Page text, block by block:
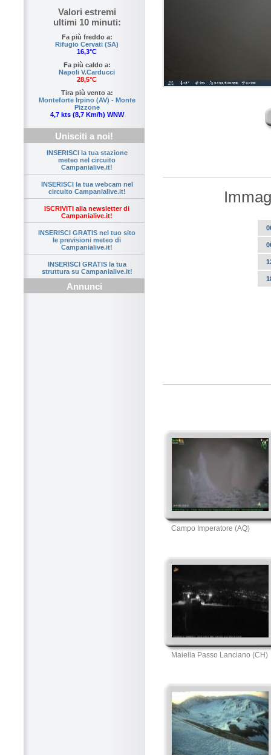
Valori estremi
ultimi 10 minuti:
Fa più freddo a:
Rifugio Cervati (SA)
16,3°C
Fa più caldo a:
Napoli V.Carducci
28,5°C
Tira più vento a:
Monteforte Irpino (AV) - Monte
Pizzone
4,7 kts (8,7 Km/h) WNW
Unisciti a noi!
INSERISCI la tua stazione
meteo nel circuito
Campanialive.it!
INSERISCI la tua webcam nel
circuito Campanialive.it!
ISCRIVITI alla newsletter di
Campanialive.it!
INSERISCI GRATIS nel tuo sito
le previsioni meteo di
Campanialive.it!
INSERISCI GRATIS la tua
struttura su Campanialive.it!
Annunci
Campo Imperatore (AQ)
Maiella Passo Lanciano (CH)